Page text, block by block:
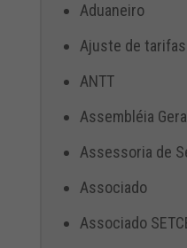
Aduaneiro
Ajuste de tarifas
ANTT
Assembléia
Assessoria de
Associado
Associado